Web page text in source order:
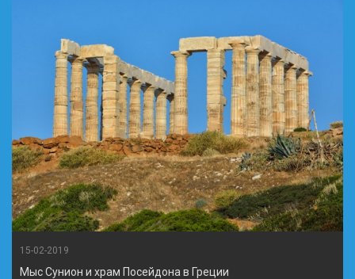
15-02-2019
Мыс Сунион и храм Посейдона в Греции